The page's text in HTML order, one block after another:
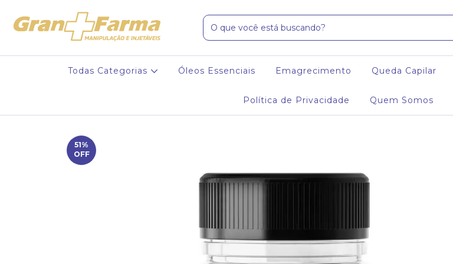
Todas Categorias Óleos Essenciais Emagrecimento Queda Capilar
Política de Privacidade Quem Somos
51%
OFF